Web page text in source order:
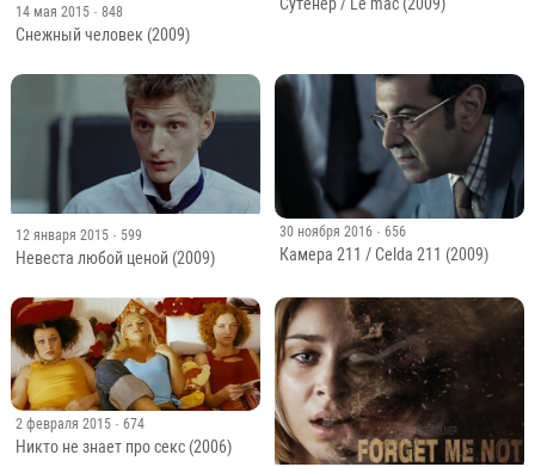
14 мая 2015 · 848
Снежный человек (2009)
12 января 2015 · 599
Невеста любой ценой (2009)
30 ноября 2016 · 656
Камера 211 / Celda 211 (2009)
2 февраля 2015 · 674
Никто не знает про секс (2006)